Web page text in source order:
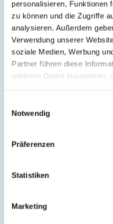
personalisieren, Funktionen
zu können und die Zugriffe
analysieren. Außerdem
Verwendung unserer
soziale Medien, Werbung
Partner führen diese
weiteren Daten zusammen,
Notwendig
Präferenzen
Statistiken
Marketing
Balkon
Service:
Bettwäsche inkl.
Geschirrtücher inkl.
Handtücher inkl.
Fahrräder
Kurtaxfrei
Verpflegung:
Kaminofen inkl. Brennholz
Beschreibung
Die Wohnung Böltser Hus
kleinen Mehrfamilienhaus